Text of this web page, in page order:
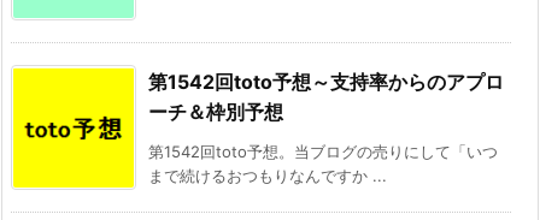
第1542回toto予想～支持率からのアプロ
ーチ＆枠別予想
第1542回toto予想。当ブログの売りにして「いつ
まで続けるおつもりなんですか ...